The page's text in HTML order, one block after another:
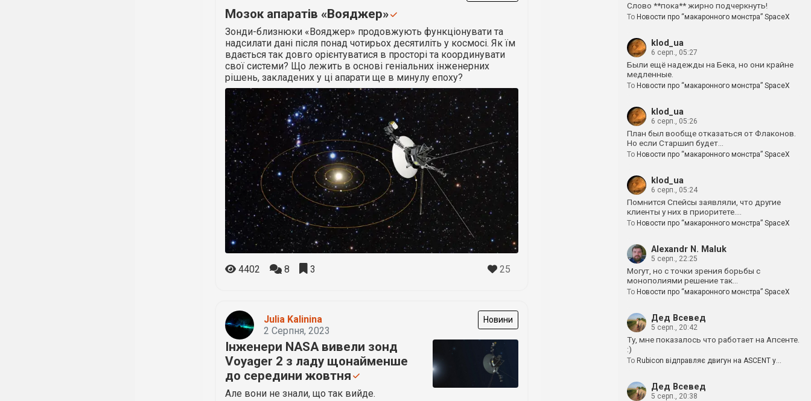
Мозок апаратів «Вояджер»
Зонди-близнюки «Вояджер» продовжують функціонувати та
надсилати дані після понад чотирьох десятиліть у космосі. Як їм
вдається так довго орієнтуватися в просторі та координувати
свої системи? Що лежить в основі геніальних інженерних
рішень, закладених у ці апарати ще в минулу епоху?
4402 8 3 25
Julia Kalinina
2 Серпня, 2023
Новини
Інженери NASA вивели зонд
Voyager 2 з ладу щонайменше
до середини жовтня
Але вони не знали, що так вийде.
Слово **пока** жирно подчеркнуть!
To Новости про “макаронного монстра” SpaceX
klod_ua
6 серп., 05:27
Были ещё надежды на Бека, но они крайне
медленные.
To Новости про “макаронного монстра” SpaceX
klod_ua
6 серп., 05:26
План был вообще отказаться от Флаконов.
Но если Старшип будет…
To Новости про “макаронного монстра” SpaceX
klod_ua
6 серп., 05:24
Помнится Спейсы заявляли, что другие
клиенты у них в приоритете.…
To Новости про “макаронного монстра” SpaceX
Alexandr N. Maluk
5 серп., 22:25
Могут, но с точки зрения борьбы с
монополиями решение так…
To Новости про “макаронного монстра” SpaceX
Дед Всевед
5 серп., 20:42
Ту, мне показалось что работает на Апсенте.
:)
To Rubicon відправляє двигун на ASCENT у…
Дед Всевед
5 серп., 20:38